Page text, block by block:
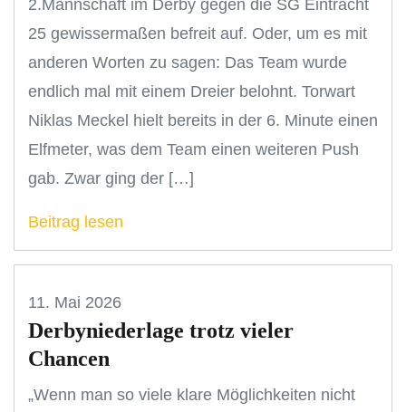
25 gewissermaßen befreit auf. Oder, um es mit
anderen Worten zu sagen: Das Team wurde
endlich mal mit einem Dreier belohnt. Torwart
Niklas Meckel hielt bereits in der 6. Minute einen
Elfmeter, was dem Team einen weiteren Push
gab. Zwar ging der […]
Beitrag lesen
11. Mai 2026
Derbyniederlage trotz vieler
Chancen
„Wenn man so viele klare Möglichkeiten nicht